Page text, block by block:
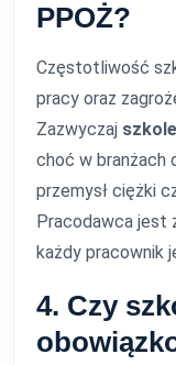
PPOŻ?
Częstotliwość
pracy oraz
Zazwyczaj
choć w branżach
przemysł ciężki
Pracodawca jest
każdy pracownik
4. Czy